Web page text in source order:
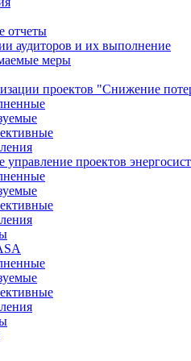
отчеты
аудиторов и их выполнение
меры
проектов "Снижение
управление проектов